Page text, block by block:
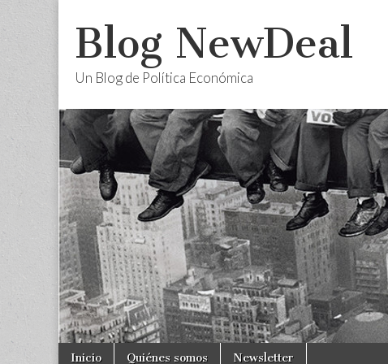
Blog NewDeal
Un Blog de Política Económica
Main
Skip
Inicio Quiénes somos Newsletter